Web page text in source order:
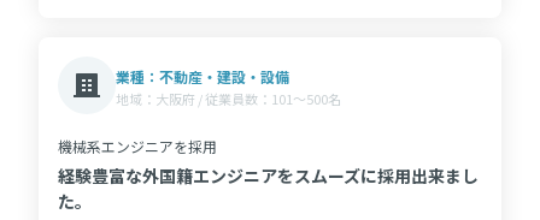
業種：不動産・建設・設備
地域：大阪府 / 従業員数：101〜500名
機械系エンジニアを採用
経験豊富な外国籍エンジニアをスムーズに採用出来まし
た。